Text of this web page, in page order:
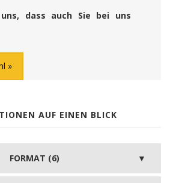
dass auch Sie bei uns
AUF EINEN BLICK
FORMAT (6)